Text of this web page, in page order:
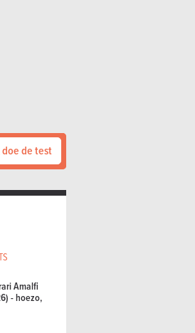
doe de test
Amalfi
- hoezo,